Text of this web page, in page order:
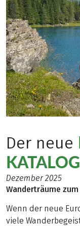
Der neue
Dezember 2025
Wanderträume
Wenn der neue
viele